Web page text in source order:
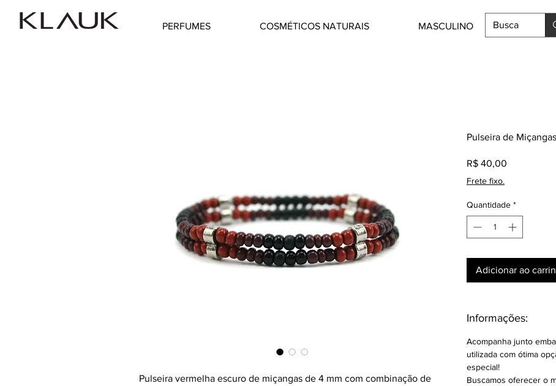
PERFUMES COSMÉTICOS NATURAIS MASCULINO
Pulseira vermelha escuro de miçangas de 4 mm com combinação de
Pulseira de
R$ 40,00
Frete fixo.
Quantidade *
Adicionar ao
Informações:
Acompanha junto
utilizada com ótima
especial!
Buscamos oferecer o